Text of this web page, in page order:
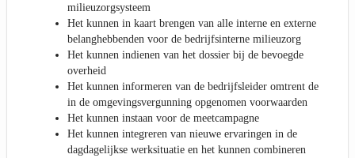
milieuzorgsysteem
Het kunnen in kaart brengen van alle interne en externe
belanghebbenden voor de bedrijfsinterne milieuzorg
Het kunnen indienen van het dossier bij de bevoegde
overheid
Het kunnen informeren van de bedrijfsleider omtrent de
in de omgevingsvergunning opgenomen voorwaarden
Het kunnen instaan voor de meetcampagne
Het kunnen integreren van nieuwe ervaringen in de
dagdagelijkse werksituatie en het kunnen combineren